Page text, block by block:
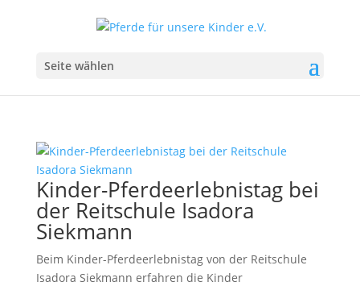
Seite wählen
Kinder-Pferdeerlebnistag bei
der Reitschule Isadora
Siekmann
Beim Kinder-Pferdeerlebnistag von der Reitschule
Isadora Siekmann erfahren die Kinder